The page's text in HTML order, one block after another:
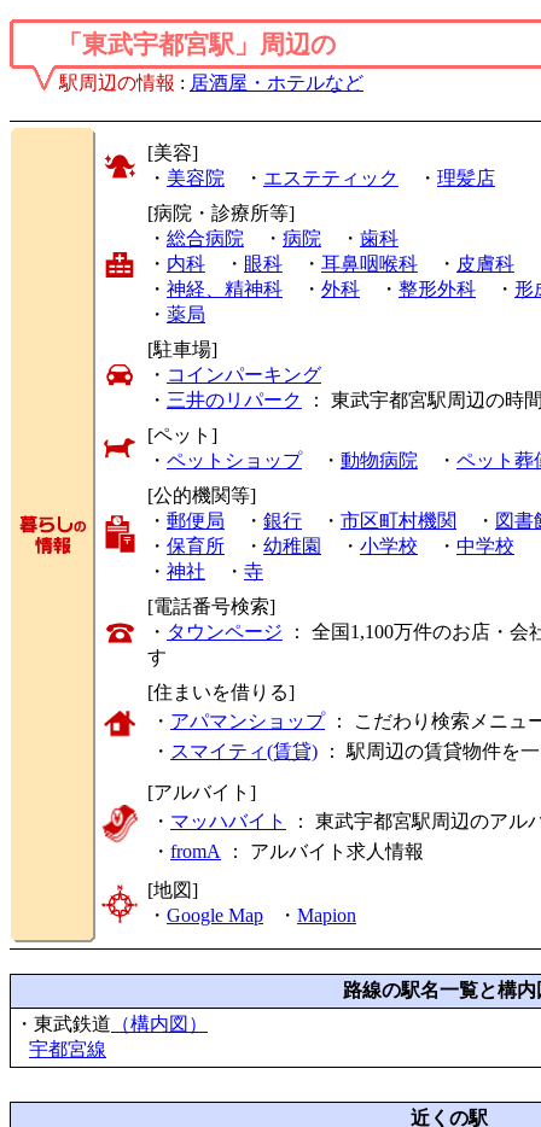
「東武宇都宮駅」周辺の
駅周辺の情報 : 居酒屋・ホテルなど
[美容]
・ 美容院 ・ エステティック ・ 理髪店
[病院・診療所等]
・ 総合病院 ・ 病院 ・ 歯科
・ 内科 ・ 眼科 ・ 耳鼻咽喉科 ・ 皮膚科
・ 神経、精神科 ・ 外科 ・ 整形外科 ・ 形
・ 薬局
[駐車場]
・ コインパーキング
・ 三井のリパーク
： 東武宇都宮駅周辺の時
[ペット]
・ ペットショップ・ 動物病院 ・ ペット葬
[公的機関等]
・ 郵便局 ・ 銀行 ・ 市区町村機関 ・ 図書
・ 保育所 ・ 幼稚園 ・ 小学校 ・ 中学校
・ 神社 ・ 寺
[電話番号検索]
・ タウンページ ： 全国1,100万件のお店・
す
[住まいを借りる]
・ アパマンショップ： こだわり検索メニュ
・ スマイティ(賃貸) ： 駅周辺の賃貸物件を
[アルバイト]
・ マッハバイト
： 東武宇都宮駅周辺のアル
・ fromA ： アルバイト求人情報
[地図]
・ Google Map ・ Mapion
路線の駅名一覧と構内
・東武鉄道 （構内図）
宇都宮線
近くの駅